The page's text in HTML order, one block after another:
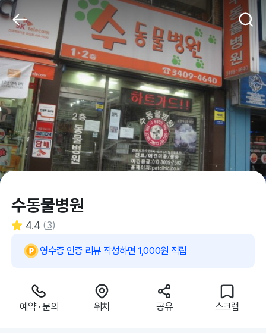
수동물병원
4.4 (3)
영수증 인증 리뷰 작성하면 1,000원 적립
예약 · 문의 위치 공유 스크랩